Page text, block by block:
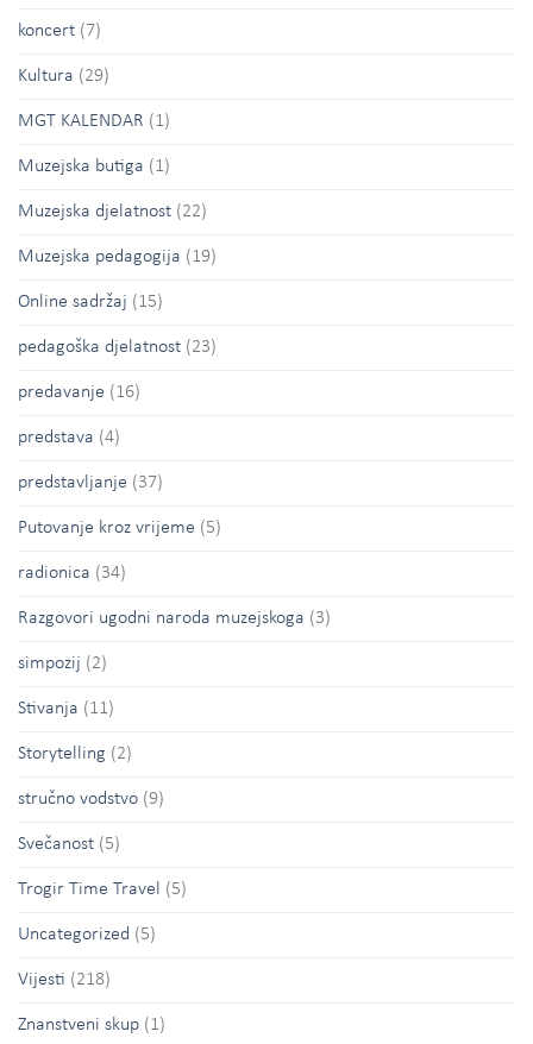
koncert (7)
Kultura (29)
MGT KALENDAR (1)
Muzejska butiga (1)
Muzejska djelatnost (22)
Muzejska pedagogija (19)
Online sadržaj (15)
pedagoška djelatnost (23)
predavanje (16)
predstava (4)
predstavljanje (37)
Putovanje kroz vrijeme (5)
radionica (34)
Razgovori ugodni naroda muzejskoga (3)
simpozij (2)
Stivanja (11)
Storytelling (2)
stručno vodstvo (9)
Svečanost (5)
Trogir Time Travel (5)
Uncategorized (5)
Vijesti (218)
Znanstveni skup (1)